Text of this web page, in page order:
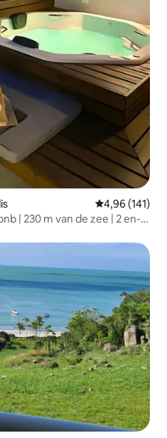
Gemiddelde
4,96 (141)
| 230 m van de zee | 2 en-